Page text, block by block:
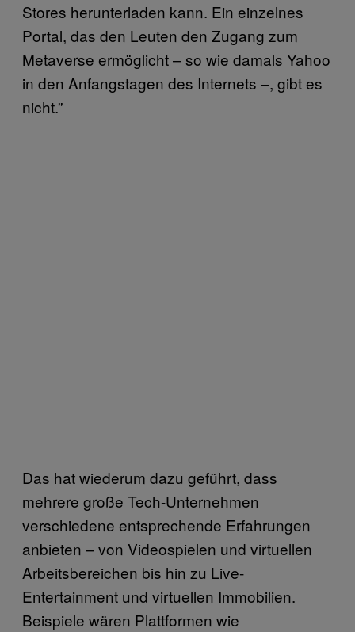
Stores herunterladen kann. Ein einzelnes
Portal, das den Leuten den Zugang zum
Metaverse ermöglicht – so wie damals Yahoo
in den Anfangstagen des Internets –, gibt es
nicht.”
Das hat wiederum dazu geführt, dass
mehrere große Tech-Unternehmen
verschiedene entsprechende Erfahrungen
anbieten – von Videospielen und virtuellen
Arbeitsbereichen bis hin zu Live-
Entertainment und virtuellen Immobilien.
Beispiele wären Plattformen wie